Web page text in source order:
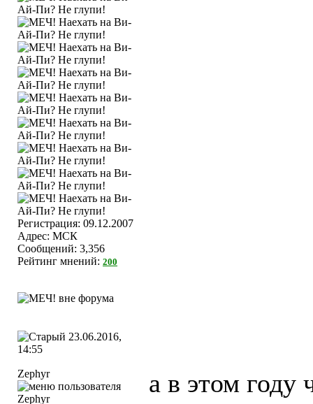
Регистрация: 09.12.2007
Адрес: МСК
Сообщений: 3,356
Рейтинг мнений: 200
23.06.2016,
14:55
Zephyr
а в этом году